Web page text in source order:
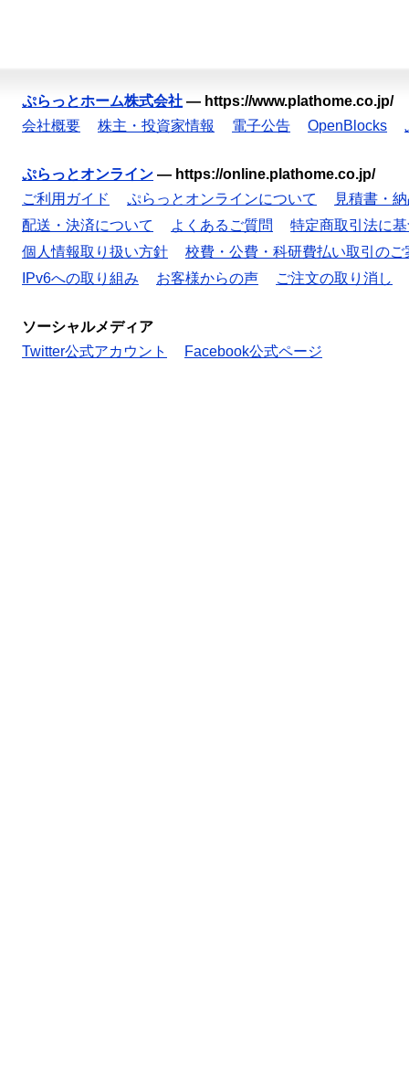
ぷらっとホーム株式会社 — https://www.plathome.co.jp/
会社概要
株主・投資家情報 電子公告 OpenBlocks
ぷらっとオンライン — https://online.plathome.co.jp/
ご利用ガイド
ぷらっとオンラインについて
見積書・
配送・決済について
よくあるご質問
特定商取引法に
個人情報取り扱い方針
校費・公費・科研費払い取引のご
IPv6への取り組み
お客様からの声 ご注文の取り消し
ソーシャルメディア
Twitter公式アカウント
Facebook公式ページ